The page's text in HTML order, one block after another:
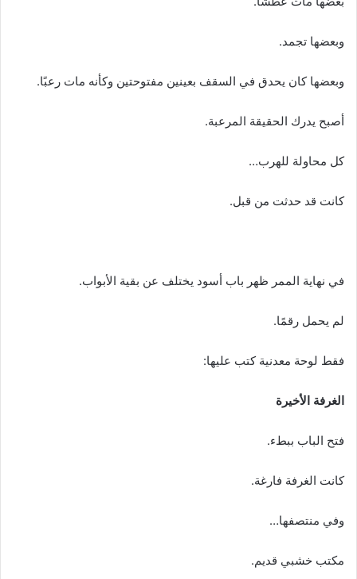
وبعضها تجمد.
وبعضها كان يحدق في السقف بعينين مفتوحتين وكأنه مات رعبًا.
أصبح يدرك الحقيقة المرعبة.
كل محاولة للهرب…
كانت قد حدثت من قبل.
في نهاية الممر ظهر باب أسود يختلف عن بقية الأبواب.
لم يحمل رقمًا.
فقط لوحة معدنية كتب عليها:
الغرفة الأخيرة
فتح الباب ببطء.
كانت الغرفة فارغة.
وفي منتصفها…
مكتب خشبي قديم.